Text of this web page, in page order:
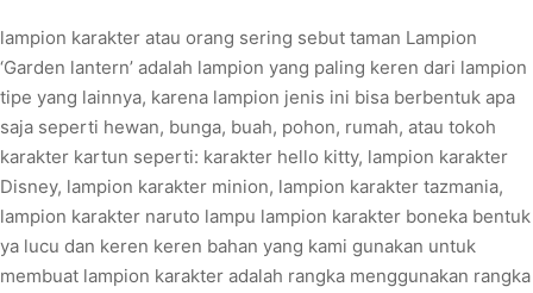
lampion karakter atau orang sering sebut taman Lampion
‘Garden lantern’ adalah lampion yang paling keren dari lampion
tipe yang lainnya, karena lampion jenis ini bisa berbentuk apa
saja seperti hewan, bunga, buah, pohon, rumah, atau tokoh
karakter kartun seperti: karakter hello kitty, lampion karakter
Disney, lampion karakter minion, lampion karakter tazmania,
lampion karakter naruto lampu lampion karakter boneka bentuk
ya lucu dan keren keren bahan yang kami gunakan untuk
membuat lampion karakter adalah rangka menggunakan rangka